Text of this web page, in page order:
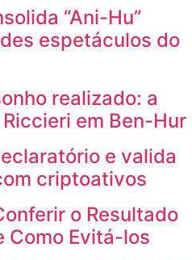
“Ani-Hu”
espetáculos do
realizado: a
em Ben-Hur
e valida
criptoativos
o Resultado
Como Evitá-los